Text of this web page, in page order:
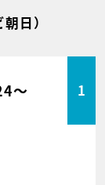
日）
～ 1